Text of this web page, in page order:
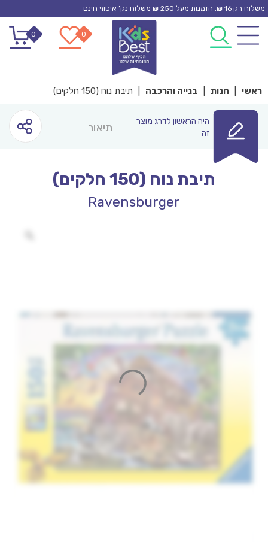
Skip
content
משלוח רק 16 ₪. הזמנות מעל 250 ₪ משלוח נק’ איסוף חינם
0
0
ראשי חנות בנייה והרכבה תיבת נוח (150 חלקים)
היה הראשון לדרג מוצר
זה
תיאור
תיבת נוח (150 חלקים)
Ravensburger